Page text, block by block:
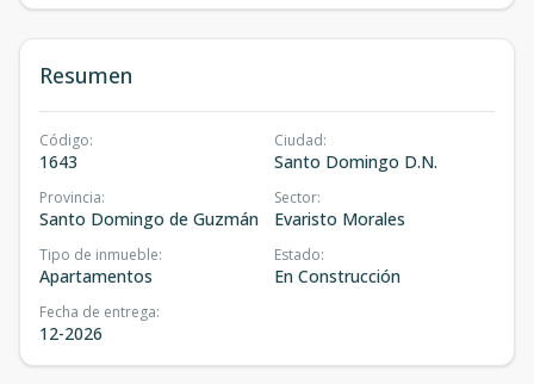
Resumen
Código:
1643
Ciudad:
Santo Domingo D.N.
Provincia:
Santo Domingo de Guzmán
Sector:
Evaristo Morales
Tipo de inmueble:
Apartamentos
Estado:
En Construcción
Fecha de entrega:
12-2026